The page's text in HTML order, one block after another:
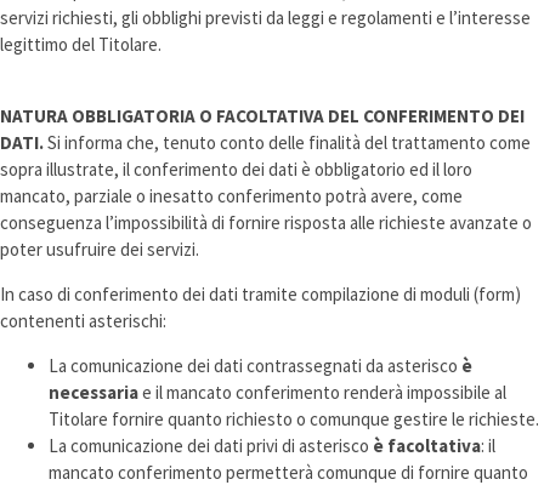
servizi richiesti, gli obblighi previsti da leggi e regolamenti e l’interesse
legittimo del Titolare.
NATURA OBBLIGATORIA O FACOLTATIVA DEL CONFERIMENTO DEI
DATI.Si informa che, tenuto conto delle finalità del trattamento come
sopra illustrate, il conferimento dei dati è obbligatorio ed il loro
mancato, parziale o inesatto conferimento potrà avere, come
conseguenza l’impossibilità di fornire risposta alle richieste avanzate o
poter usufruire dei servizi.
In caso di conferimento dei dati tramite compilazione di moduli (form)
contenenti asterischi:
La comunicazione dei dati contrassegnati da asterisco è
necessariae il mancato conferimento renderà impossibile al
Titolare fornire quanto richiesto o comunque gestire le richieste.
La comunicazione dei dati privi di asterisco è facoltativa: il
mancato conferimento permetterà comunque di fornire quanto